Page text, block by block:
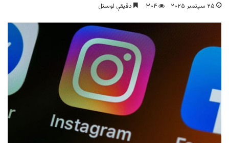
۲۵ سپتمبر ۲۰۲۵ ۳۰۴ دقیقې لوستل